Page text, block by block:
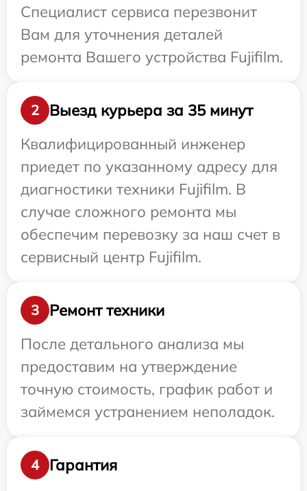
Специалист сервиса перезвонит
Вам для уточнения деталей
ремонта Вашего устройства Fujifilm.
2
Выезд курьера за 35 минут
Квалифицированный инженер
приедет по указанному адресу для
диагностики техники Fujifilm. В
случае сложного ремонта мы
обеспечим перевозку за наш счет в
сервисный центр Fujifilm.
3
Ремонт техники
После детального анализа мы
предоставим на утверждение
точную стоимость, график работ и
займемся устранением неполадок.
4
Гарантия